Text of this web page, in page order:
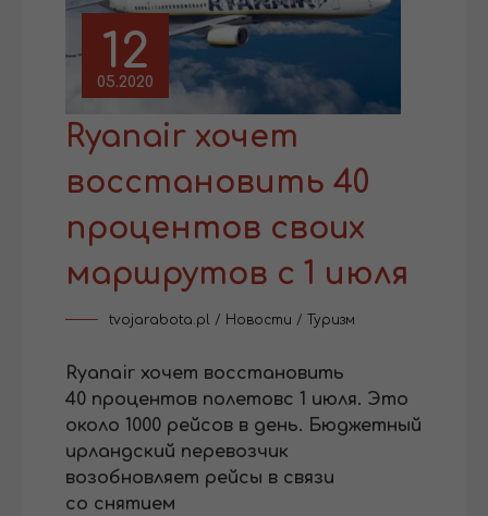
12
05.2020
Ryanair хочет
восстановить 40
процентов своих
маршрутов с 1 июля
tvojarabota.pl / Новости / Туризм
Ryanair хочет восстановить
40 процентов полетовс 1 июля. Это
около 1000 рейсов в день. Бюджетный
ирландский перевозчик
возобновляет рейсы в связи
со снятием